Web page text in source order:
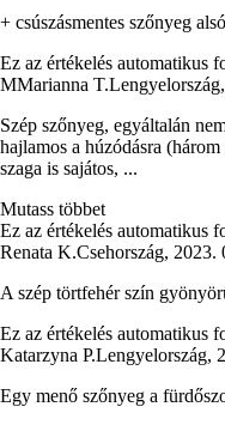
+ csúszásmentes szőnyeg
Ez az értékelés automatikus
MMarianna T.Lengyelország,
Szép szőnyeg, egyáltalán
hajlamos a húzódásra
szaga is sajátos, ...
Mutass többet
Ez az értékelés automatikus
Renata K.Csehország, 2023.
A szép törtfehér szín
Ez az értékelés automatikus
Katarzyna P.Lengyelország,
Egy menő szőnyeg a